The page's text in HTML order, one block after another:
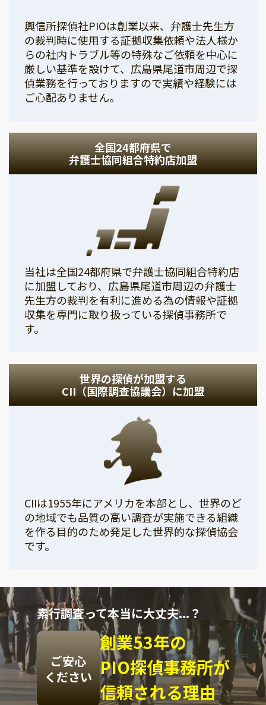
興信所探偵社PIOは創業以来、弁護士先生方
の裁判時に使用する証拠収集依頼や法人様か
らの社内トラブル等の特殊なご依頼を中心に
厳しい基準を設けて、広島県尾道市周辺で探
偵業務を行っておりますので実績や経験には
ご心配ありません。
全国24都府県で
弁護士協同組合特約店加盟
当社は全国24都府県で弁護士協同組合特約店
に加盟しており、広島県尾道市周辺の弁護士
先生方の裁判を有利に進める為の情報や証拠
収集を専門に取り扱っている探偵事務所で
す。
世界の探偵が加盟する
CII（国際調査協議会）に加盟
CIIは1955年にアメリカを本部とし、世界のど
の地域でも品質の高い調査が実施できる組織
を作る目的のため発足した世界的な探偵協会
です。
素行調査って本当に大丈夫...？
ご安心
ください
創業53年の
PIO探偵事務所が
信頼される理由